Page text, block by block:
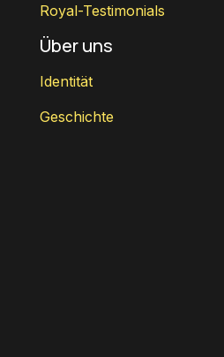
Royal-Testimonials
Über uns
Identität
Geschichte